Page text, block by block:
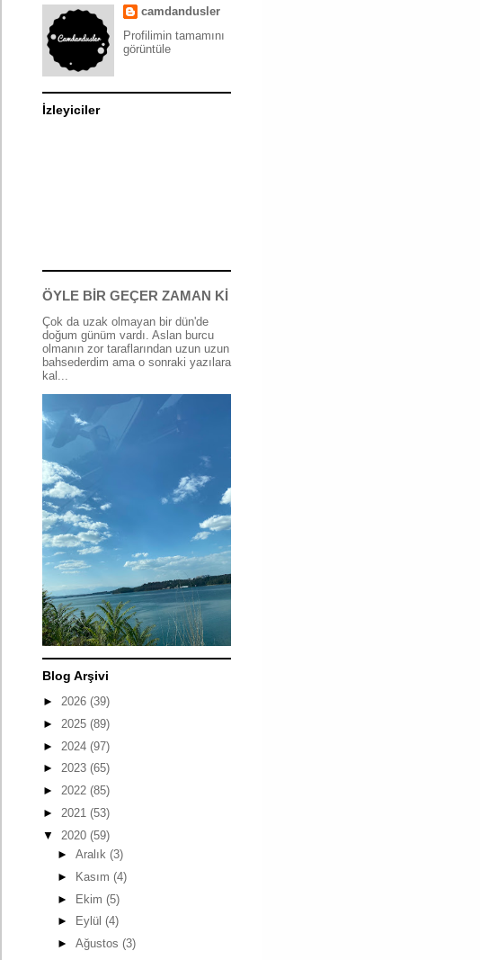
camdandusler
Profilimin tamamını
görüntüle
İzleyiciler
ÖYLE BİR GEÇER ZAMAN Kİ
Çok da uzak olmayan bir dün'de
doğum günüm vardı. Aslan burcu
olmanın zor taraflarından uzun uzun
bahsederdim ama o sonraki yazılara
kal...
Blog Arşivi
► 2026 (39)
► 2025 (89)
► 2024 (97)
► 2023 (65)
► 2022 (85)
► 2021 (53)
▼ 2020 (59)
► Aralık (3)
►
Kasım (4)
► Ekim (5)
►
Eylül (4)
► Ağustos (3)